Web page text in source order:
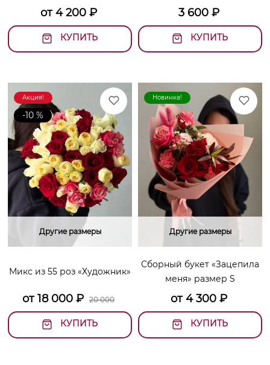
от4 200₽
КУПИТЬ
3 600₽
КУПИТЬ
Акция!
-10 %
Другие размеры
Микс из 55 роз «Художник»
от18 000 ₽ 20 000
КУПИТЬ
Новинка!
Другие размеры
Сборный букет «Зацепила
меня» размер S
от4 300₽
КУПИТЬ